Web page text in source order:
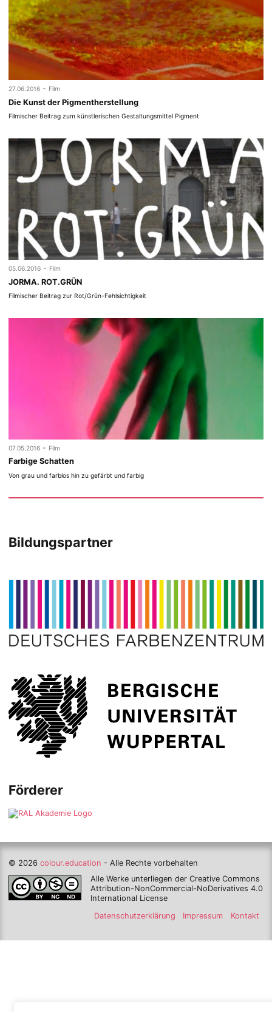
27.06.2016 - Film
Die Kunst der Pigmentherstellung
Filmischer Beitrag zum künstlerischen Gestaltungsmittel Pigment
05.06.2016 - Film
JORMA. ROT.GRÜN
Filmischer Beitrag zur Rot/Grün-Fehlsichtigkeit
07.05.2016 - Film
Farbige Schatten
Von grau und farblos hin zu gefärbt und farbig
Bildungspartner
Förderer
© 2026 colour.education - Alle Rechte vorbehalten
Alle Werke unterliegen der Creative Commons
Attribution-NonCommercial-NoDerivatives 4.0
International License
Datenschutzerklärung
Impressum Kontakt